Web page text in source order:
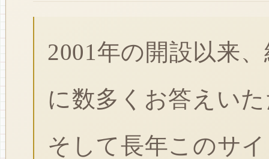
2001年の開設以来
に数多くお答えい
そして長年このサ